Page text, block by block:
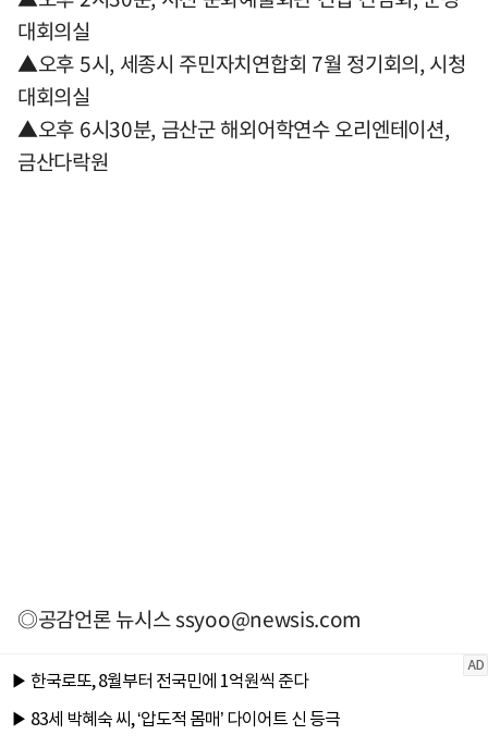
대회의실
▲오후 5시, 세종시 주민자치연합회 7월 정기회의, 시청
대회의실
▲오후 6시30분, 금산군 해외어학연수 오리엔테이션,
금산다락원
◎공감언론 뉴시스ssyoo@newsis.com